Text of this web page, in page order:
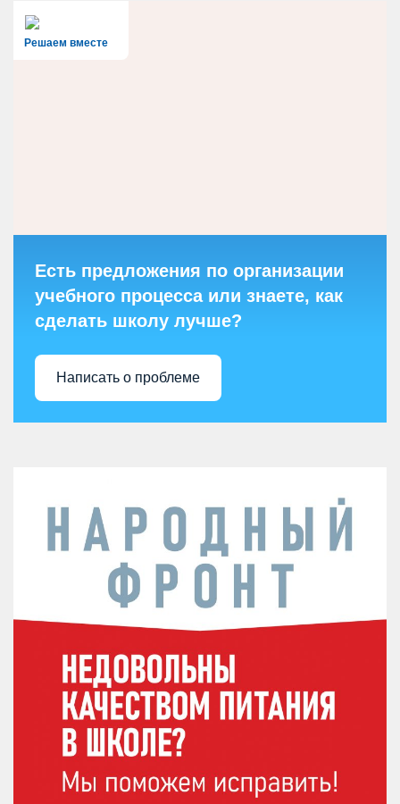
Решаем вместе
Есть предложения по организации
учебного процесса или знаете, как
сделать школу лучше?
Написать о проблеме